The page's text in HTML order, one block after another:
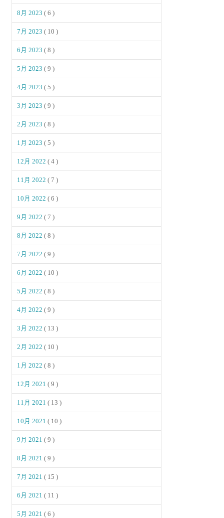
8月 2023( 6 )
7月 2023( 10 )
6月 2023( 8 )
5月 2023( 9 )
4月 2023( 5 )
3月 2023( 9 )
2月 2023( 8 )
1月 2023( 5 )
12月 2022( 4 )
11月 2022( 7 )
10月 2022( 6 )
9月 2022( 7 )
8月 2022( 8 )
7月 2022( 9 )
6月 2022( 10 )
5月 2022( 8 )
4月 2022( 9 )
3月 2022( 13 )
2月 2022( 10 )
1月 2022( 8 )
12月 2021( 9 )
11月 2021( 13 )
10月 2021( 10 )
9月 2021( 9 )
8月 2021( 9 )
7月 2021( 15 )
6月 2021( 11 )
5月 2021( 6 )